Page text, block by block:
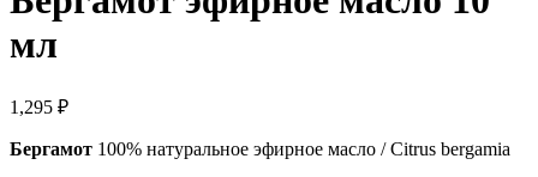
мл
1,295 ₽
Бергамот 100% натуральное эфирное масло / Citrus bergamia